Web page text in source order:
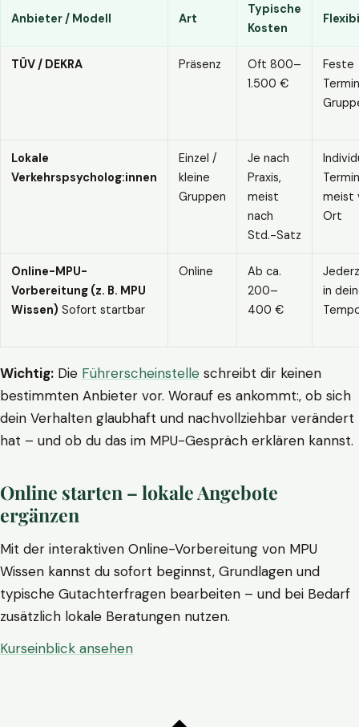
Anbieter / Modell Art
Typische
Kosten
TÜV / DEKRA Präsenz
Oft 800–
1.500 €
Feste
Lokale
Verkehrspsycholog:innen
Einzel /
kleine
Gruppen
Je nach
Praxis,
meist
nach
Std.-Satz
meist
Ort
Online-MPU-
Vorbereitung (z. B. MPU
Wissen) Sofort startbar
Online
Ab ca.
200–
400 €
in
Wichtig: Die Führerscheinstelle schreibt dir keinen
bestimmten Anbieter vor. Worauf es ankommt:, ob sich
dein Verhalten glaubhaft und nachvollziehbar verändert
hat – und ob du das im MPU-Gespräch erklären kannst.
Online starten – lokale Angebote
ergänzen
Mit der interaktiven Online-Vorbereitung von MPU
Wissen kannst du sofort beginnst, Grundlagen und
typische Gutachterfragen bearbeiten – und bei Bedarf
zusätzlich lokale Beratungen nutzen.
Kurseinblick ansehen